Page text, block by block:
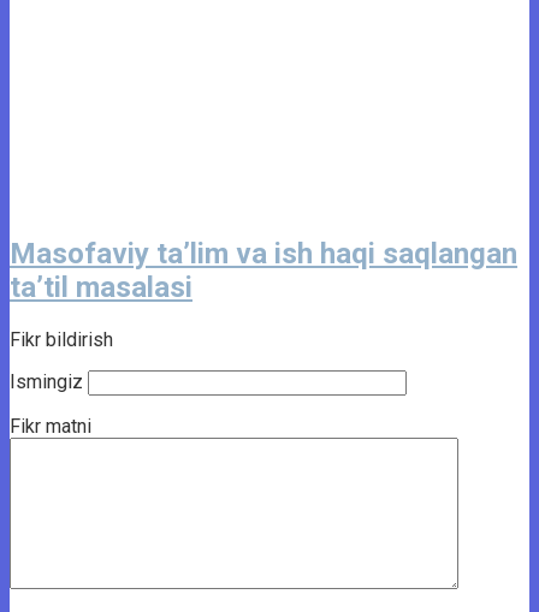
Masofaviy ta’lim va ish haqi saqlangan
ta’til masalasi
Fikr bildirish
Ismingiz
Fikr matni